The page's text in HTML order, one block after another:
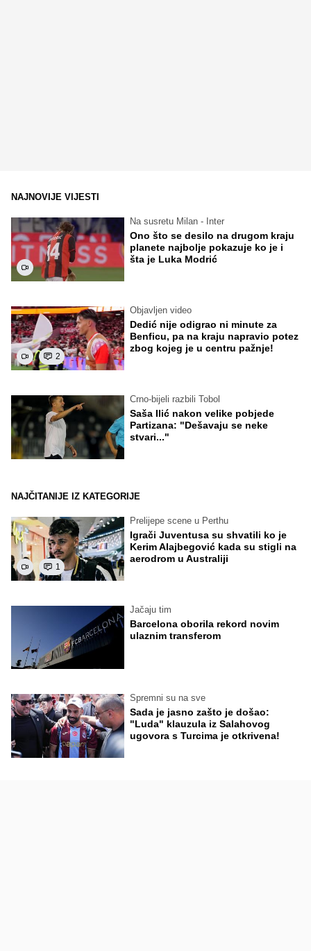
NAJNOVIJE VIJESTI
Na susretu Milan - Inter
Ono što se desilo na drugom kraju
planete najbolje pokazuje ko je i
šta je Luka Modrić
2
Objavljen video
Dedić nije odigrao ni minute za
Benficu, pa na kraju napravio potez
zbog kojeg je u centru pažnje!
Crno-bijeli razbili Tobol
Saša Ilić nakon velike pobjede
Partizana: "Dešavaju se neke
stvari..."
NAJČITANIJE IZ KATEGORIJE
1
Prelijepe scene u Perthu
Igrači Juventusa su shvatili ko je
Kerim Alajbegović kada su stigli na
aerodrom u Australiji
Jačaju tim
Barcelona oborila rekord novim
ulaznim transferom
Spremni su na sve
Sada je jasno zašto je došao:
"Luda" klauzula iz Salahovog
ugovora s Turcima je otkrivena!